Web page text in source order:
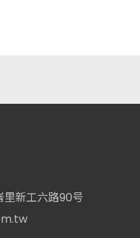
里新工六路90号